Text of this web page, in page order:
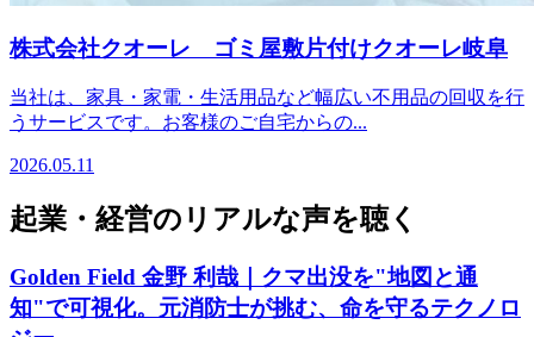
株式会社クオーレ ゴミ屋敷片付けクオーレ岐阜
当社は、家具・家電・生活用品など幅広い不用品の回収を行
うサービスです。お客様のご自宅からの...
2026.05.11
起業・経営のリアルな声を聴く
Golden Field 金野 利哉｜クマ出没を"地図と通
知"で可視化。元消防士が挑む、命を守るテクノロ